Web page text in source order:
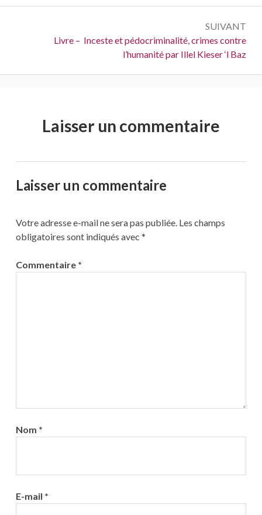
l’article
SUIVANT
Suivant :
Livre – Inceste et pédocriminalité, crimes contre
l’humanité par Illel Kieser ‘l Baz
Laisser un commentaire
Laisser un commentaire
Votre adresse e-mail ne sera pas publiée. Les champs
obligatoires sont indiqués avec *
Commentaire *
Nom *
E-mail *